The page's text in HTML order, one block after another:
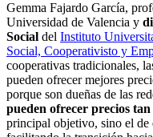
Gemma Fajardo García,
Universidad de Valencia y
Social del Instituto
Social, Cooperativisto y
cooperativas tradicionales,
pueden ofrecer mejores
porque son dueñas de las
pueden ofrecer precios tan
principal objetivo, sino el de